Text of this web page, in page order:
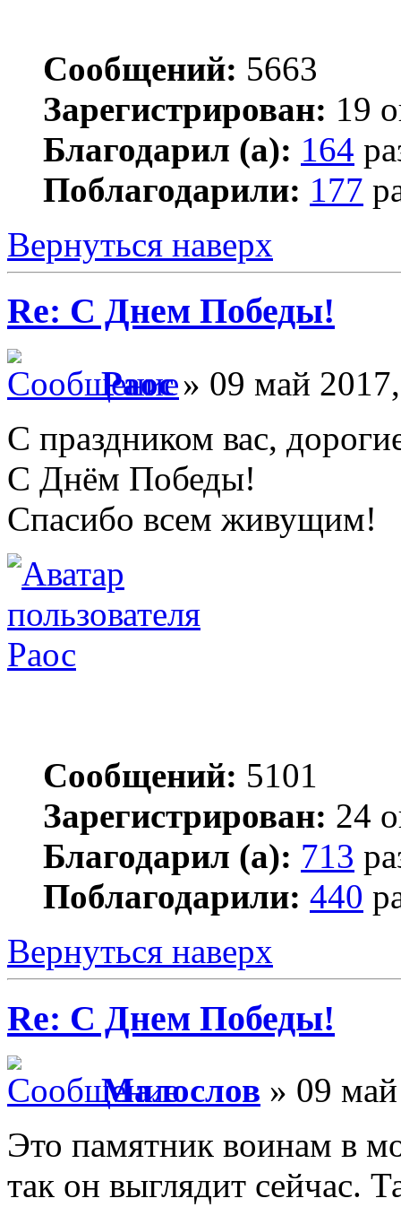
Сообщений: 5663
Зарегистрирован: 19
Благодарил (а): 164
Поблагодарили: 177
Вернуться наверх
Re: С Днем Победы!
Раос» 09 май
С праздником вас,
С Днём Победы!
Спасибо всем живущим!
Раос
Сообщений: 5101
Зарегистрирован: 24
Благодарил (а): 713
Поблагодарили: 440
Вернуться наверх
Re: С Днем Победы!
Малослов » 09
Это памятник воинам в
так он выглядит сейчас.